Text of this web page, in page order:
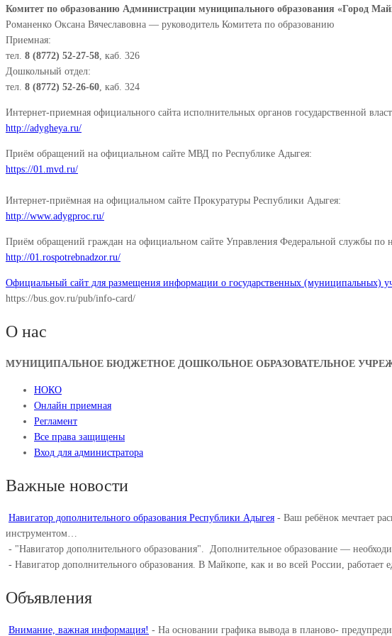
Комитет по образованию Администрации муниципального образования «Город
Романенко Оксана Вячеславовна — руководитель Комитета по образованию
Приемная:
тел. 8 (8772) 52-27-58, каб. 326
Дошкольный отдел:
тел. 8 (8772) 52-26-60, каб. 324
Интернет-приемная официального сайта исполнительных органов государственной
http://adygheya.ru/
Приём обращений на официальном сайте МВД по Республике Адыгея:
https://01.mvd.ru/
Интернет-приёмная на официальном сайте Прокуратуры Республики Адыгея:
http://www.adygproc.ru/
Приём обращений граждан на официальном сайте Управления Федеральной службы по
http://01.rospotrebnadzor.ru/
Официальный сайт для размещения информации о государственных (муниципальных)
https://bus.gov.ru/pub/info-card/
О нас
МУНИЦИПАЛЬНОЕ БЮДЖЕТНОЕ ДОШКОЛЬНОЕ ОБРАЗОВАТЕЛЬНОЕ
НОКО
Онлайн приемная
Регламент
Все права защищены
Вход для администратора
Важные новости
Навигатор дополнительного образования Республики Адыгея - Ваш ребёнок мечтает
инструментом…
- "Навигатор дополнительного образования". ⁣ Дополнительное образование —
- Навигатор дополнительного образования. В Майкопе, как и во всей России,
Объявления
Внимание, важная информация! - На основании графика вывода в планово-